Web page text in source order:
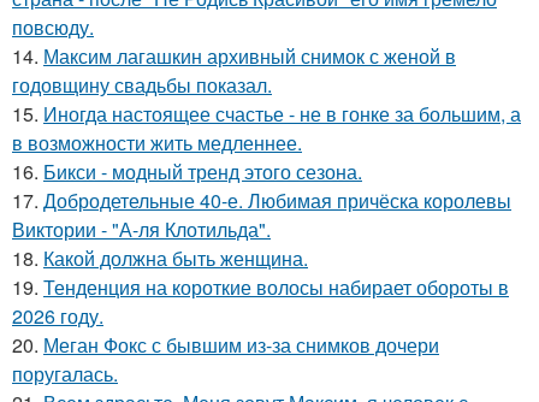
повсюду.
14. Максим лагашкин архивный снимок с женой в
годовщину свадьбы показал.
15. Иногда настоящее счастье - не в гонке за большим, а
в возможности жить медленнее.
16. Бикси - модный тренд этого сезона.
17. Добродетельные 40-е. Любимая причёска королевы
Виктории - "А-ля Клотильда".
18. Какой должна быть женщина.
19. Тенденция на короткие волосы набирает обороты в
2026 году.
20. Меган Фокс с бывшим из-за снимков дочери
поругалась.